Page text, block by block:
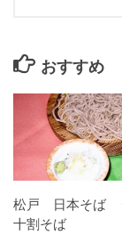
おすすめ
松戸 日本そば
十割そば